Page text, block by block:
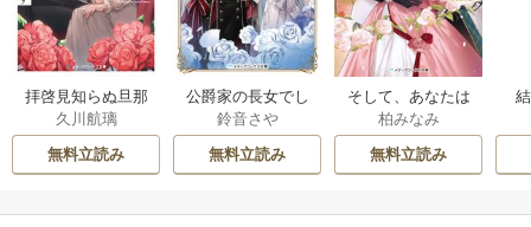
拝啓見知らぬ旦那
様、離婚していた
だきます
久川航璃
無料立読み
公爵家の長女でし
た
鈴音さや
無料立読み
そして、あなたは
私を捨てる
柏みなみ
無料立読み